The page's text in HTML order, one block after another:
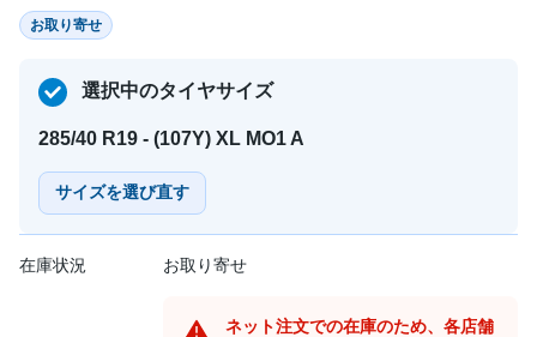
お取り寄せ
選択中のタイヤサイズ
285/40 R19 - (107Y) XL MO1 A
サイズを選び直す
在庫状況 お取り寄せ
ネット注文での在庫のため、各店舗